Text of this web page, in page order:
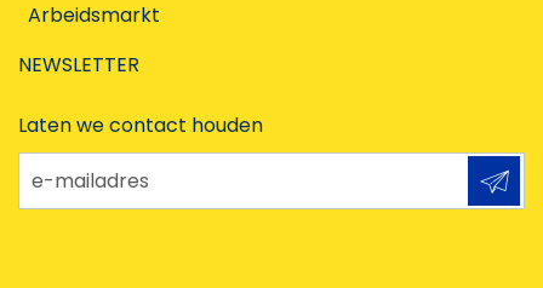
Arbeidsmarkt
NEWSLETTER
Laten we contact houden
e-mailadres